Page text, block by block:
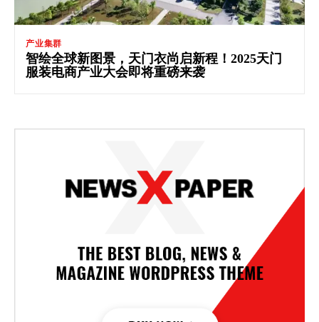
产业集群
智绘全球新图景，天门衣尚启新程！2025天门
服装电商产业大会即将重磅来袭